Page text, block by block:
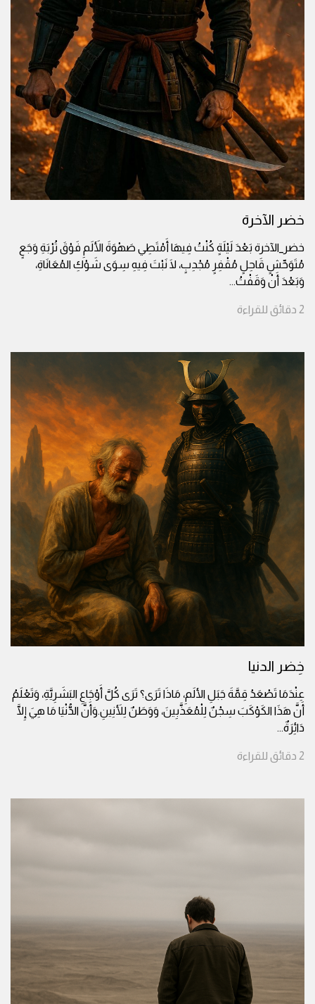
خضر الآخرة
خضر_الآخرة بَعْدَ لَيْلَةٍ كُنْتُ فِيهَا أَمْتَطِي صَهْوَةَ الأَلَمِ فَوْقَ تُرْبَةِ وَجَعٍ
مُتَوَحِّشٍ قَاحِلٍ مُقْفِرٍ مُجْدِبٍ، لَا نَبْتَ فِيهِ سِوَى شَوْكِ المُعَانَاةِ،
وَبَعْدَ أَنْ وَقَفْتُ...
2 دقائق للقراءة
خِضر الدنيا
عِنْدَمَا تَصْعَدُ قِمَّةَ جَبَلِ الألَمِ، مَاذَا تَرَى؟ تَرَى كُلَّ أَوْجَاعِ البَشَرِيَّةِ، وَتَعْلَمُ
أَنَّ هَذَا الكَوْكَبَ سِجْنٌ لِلْمُعَذَّبِينَ، وَوَطَنٌ لِلأَنِينِ.وَأَنَّ الدُّنْيَا مَا هِيَ إِلَّا
دَائِرَةٌ...
2 دقائق للقراءة